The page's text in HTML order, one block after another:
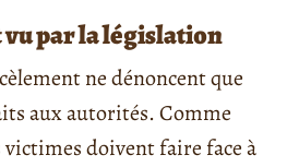
par la législation
ne dénoncent que
aux autorités. Comme
victimes doivent faire face à